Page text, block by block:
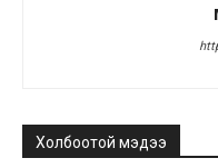
Холбоотой мэдээ